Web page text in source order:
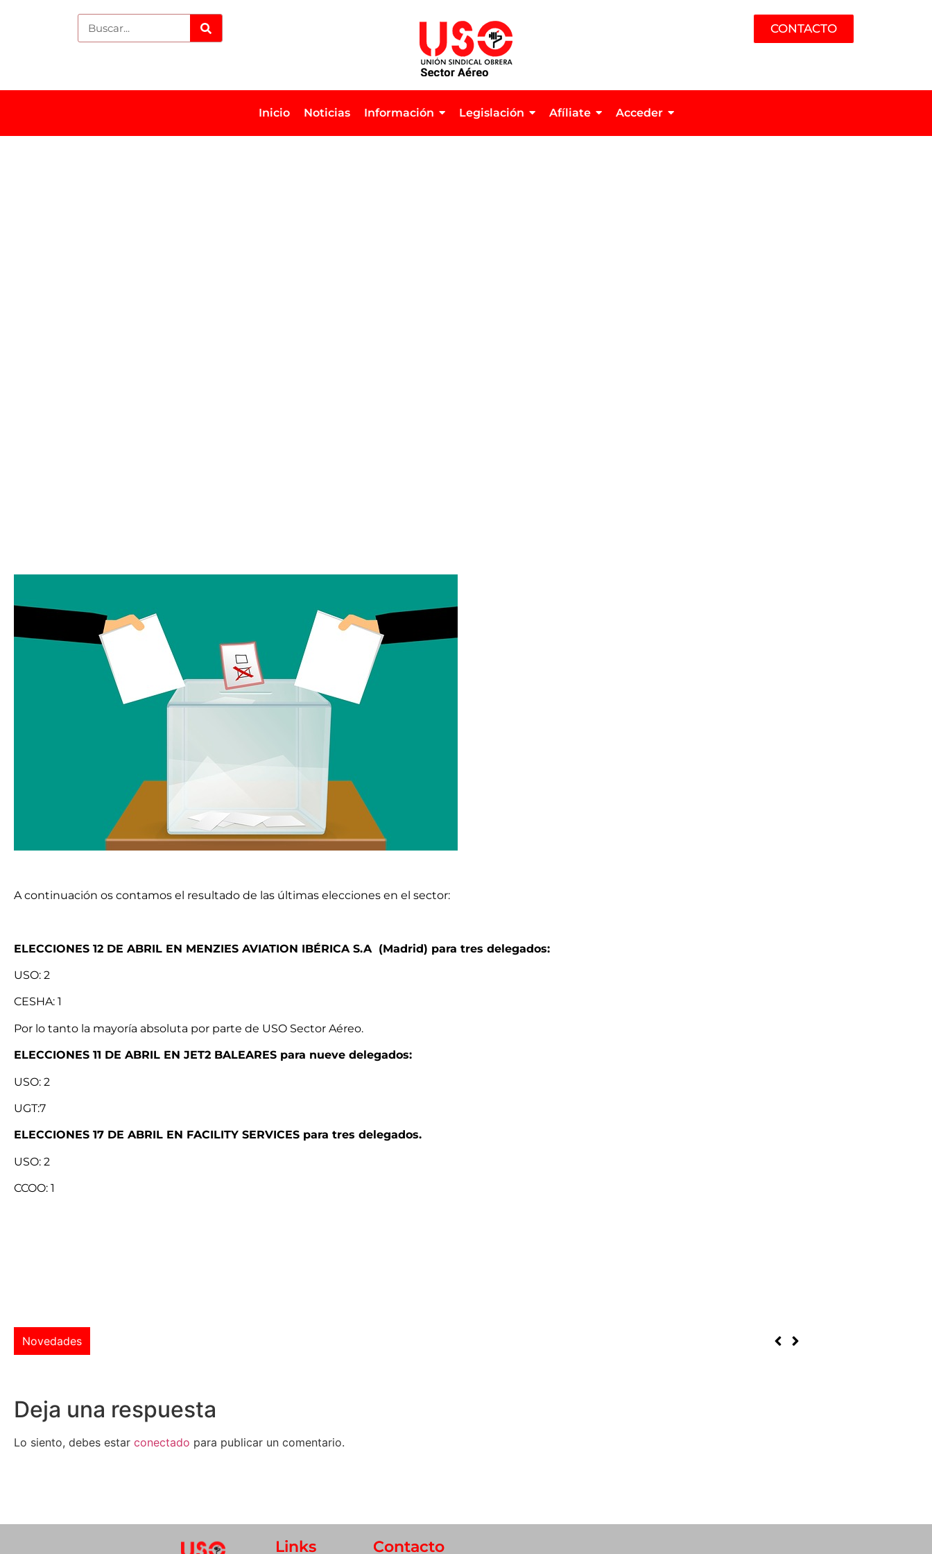
CONTACTO
Inicio Noticias Información Legislación Afíliate Acceder
A continuación os contamos el resultado de las últimas elecciones en el sector:
ELECCIONES 12 DE ABRIL EN MENZIES AVIATION IBÉRICA S.A (Madrid) para tres delegados:
USO: 2
CESHA: 1
Por lo tanto la mayoría absoluta por parte de USO Sector Aéreo.
ELECCIONES 11 DE ABRIL EN JET2 BALEARES para nueve delegados:
USO: 2
UGT:7
ELECCIONES 17 DE ABRIL EN FACILITY SERVICES para tres delegados.
USO: 2
CCOO: 1
Novedades
Deja una respuesta
Lo siento, debes estar conectado para publicar un comentario.
Links Contacto